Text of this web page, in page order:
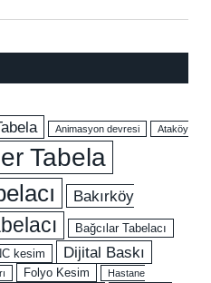
Animasyon devresi Ataköy
Tabela
Bakırköy
Bağcılar Tabelacı
kesim Dijital Baskı
Folyo Kesim Hastane